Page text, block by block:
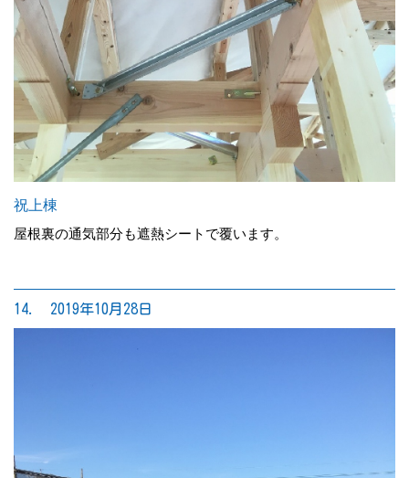
祝上棟
屋根裏の通気部分も遮熱シートで覆います。
14. 2019年10月28日